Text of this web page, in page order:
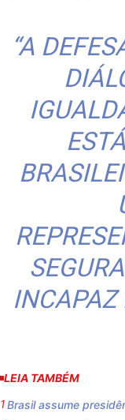
“A
INCAPAZ
LEIA TAMBÉM
Brasil assume